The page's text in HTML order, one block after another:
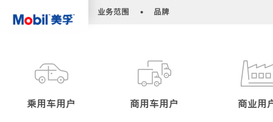
业务范围 • 品牌
乘用车用户 商用车用户 商业用